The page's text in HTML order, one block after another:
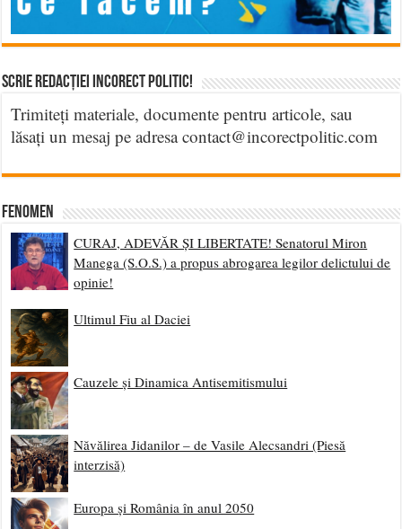
Scrie Redacției Incorect Politic!
Trimiteți materiale, documente pentru articole, sau
lăsați un mesaj pe adresa contact@incorectpolitic.com
Fenomen
CURAJ, ADEVĂR ȘI LIBERTATE! Senatorul Miron
Manega (S.O.S.) a propus abrogarea legilor delictului de
opinie!
Ultimul Fiu al Daciei
Cauzele și Dinamica Antisemitismului
Năvălirea Jidanilor – de Vasile Alecsandri (Piesă
interzisă)
Europa și România în anul 2050